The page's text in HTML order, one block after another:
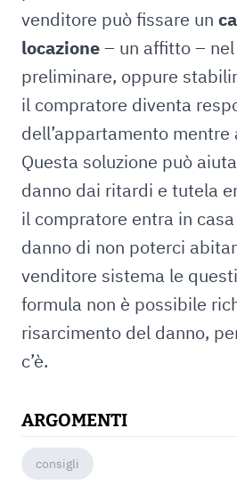
venditore può fissare un
locazione– un affitto –
preliminare, oppure
il compratore diventa
dell’appartamento
Questa soluzione può
danno dai ritardi e tutela
il compratore entra in
danno di non poterci
venditore sistema le
formula non è possibile
risarcimento del danno,
c’è.
ARGOMENTI
consigli